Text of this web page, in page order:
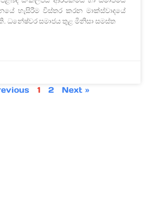
හැසිරීම විස්තර කරන මාක්ස්වාදයේ
ධනේෂ්වර සමාජය තුළ මිනිසා සමස්ත
1 2 Next »